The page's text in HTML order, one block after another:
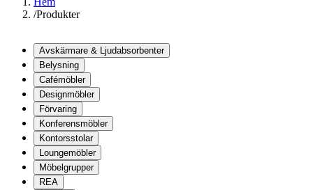
/Produkter
Avskärmare & Ljudabsorbenter
Belysning
Cafémöbler
Designmöbler
Förvaring
Konferensmöbler
Kontorsstolar
Loungemöbler
Möbelgrupper
REA